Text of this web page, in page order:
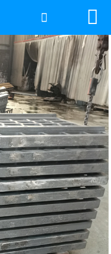
网站首页
2026年国际足联世界杯
产品中心
服务优势
新闻资讯
工程案例
厂容厂景
荣誉资质
 